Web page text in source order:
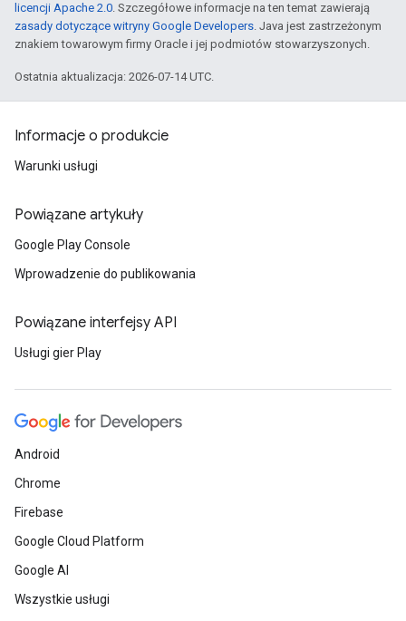
licencji Apache 2.0. Szczegółowe informacje na ten temat zawierają
zasady dotyczące witryny Google Developers. Java jest zastrzeżonym
znakiem towarowym firmy Oracle i jej podmiotów stowarzyszonych.
Ostatnia aktualizacja: 2026-07-14 UTC.
Informacje o produkcie
Warunki usługi
Powiązane artykuły
Google Play Console
Wprowadzenie do publikowania
Powiązane interfejsy API
Usługi gier Play
Android
Chrome
Firebase
Google Cloud Platform
Google AI
Wszystkie usługi